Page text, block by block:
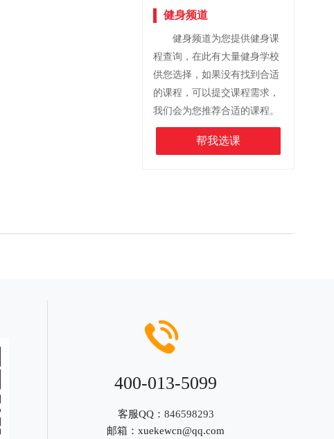
健身频道
健身频道为您提供健身课
程查询，在此有大量健身学校
供您选择，如果没有找到合适
的课程，可以提交课程需求，
我们会为您推荐合适的课程。
帮我选课
400-013-5099
客服QQ： 846598293
邮箱： xuekewcn@qq.com